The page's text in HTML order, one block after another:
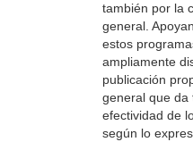
también por la
general.
estos
ampliamente
publicación
general que da
efectividad de
según lo